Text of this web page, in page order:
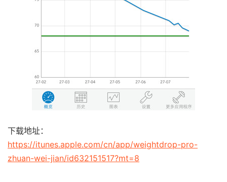
下载地址：
https://itunes.apple.com/cn/app/weightdrop-pro-
zhuan-wei-jian/id632151517?mt=8